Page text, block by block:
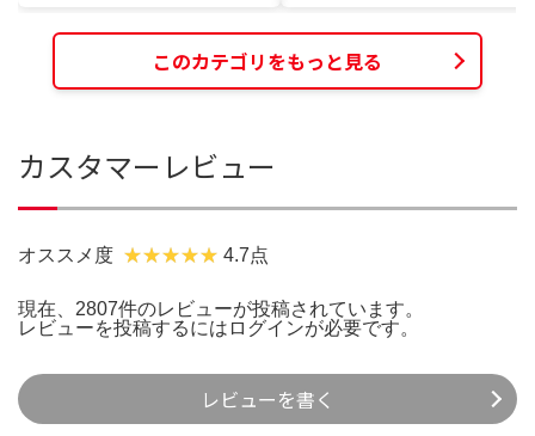
このカテゴリをもっと見る
カスタマーレビュー
オススメ度 4.7点
現在、2807件のレビューが投稿されています。
レビューを投稿するには ログインが必要です。
レビューを書く